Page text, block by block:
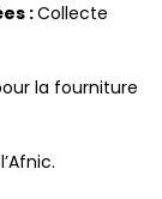
:Collecte
la fourniture